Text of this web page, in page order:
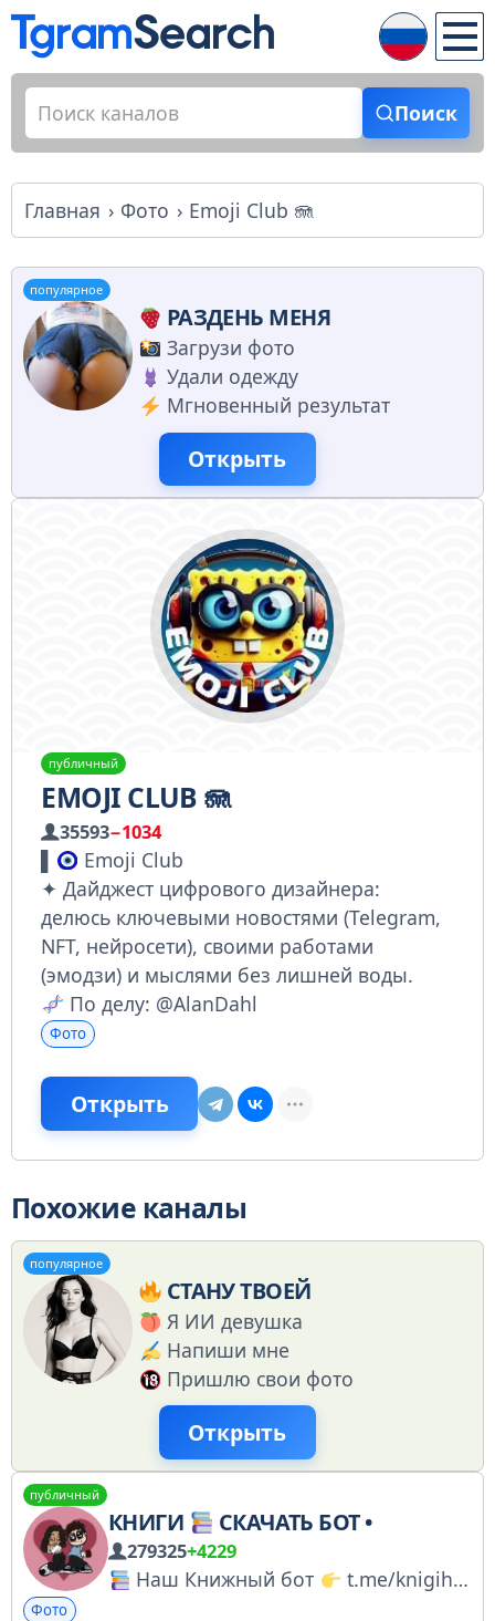
Поиск
Главная Фото Emoji Club 🪼
популярное
РАЗДЕНЬ МЕНЯ
Загрузи фото
Удали одежду
Мгновенный результат
Открыть
публичный
EMOJI CLUB 🪼
35593−1034
Emoji Club
✦ Дайджест цифрового дизайнера:
делюсь ключевыми новостями (Telegram,
NFT, нейросети), своими работами
(эмодзи) и мыслями без лишней воды.
По делу: @AlanDahl
Фото
Открыть
Похожие каналы
популярное
СТАНУ ТВОЕЙ
Я ИИ девушка
Напиши мне
Пришлю свои фото
Открыть
публичный
КНИГИ СКАЧАТЬ БОТ •
279325+4229
Наш Книжный бот t.me/knigihbot Официально сотрудничаем с партнёрской программой «Литрес»
Фото